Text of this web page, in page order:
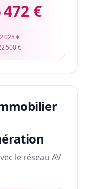
472 €
2 028 €
500 €
le réseau AV